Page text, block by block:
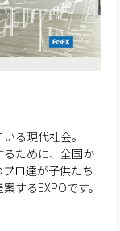
る現代社会。
ために、全国か
ロ達が子供たち
するEXPOです。